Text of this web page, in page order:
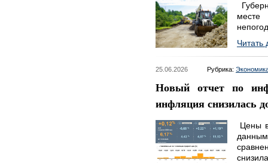
месте
Читать
25.06.2026 Рубрика:
Новый отчет по
инфляция снизилась
Цены